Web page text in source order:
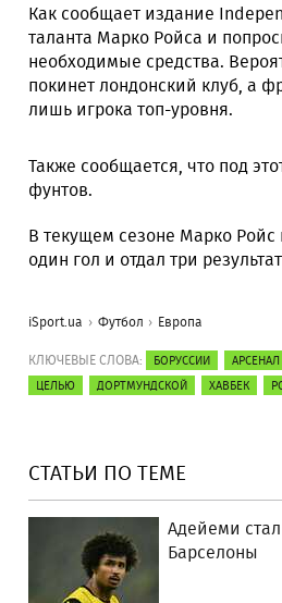
Как сообщает издание
таланта Марко Ройса и
необходимые средства.
покинет лондонский клуб, а
лишь игрока топ-уровня.
Также сообщается, что под
фунтов.
В текущем сезоне Марко Ройс
один гол и отдал три
iSport.ua Футбол Европа
КЛЮЧЕВЫЕ СЛОВА: БОРУССИИ АРСЕНАЛ
ЦЕЛЬЮ
ДОРТМУНДСКОЙ ХАВБЕК
СТАТЬИ ПО ТЕМЕ
Адейеми
Барселоны